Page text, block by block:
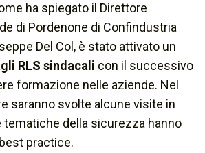
ha spiegato il Direttore
di Pordenone di Confindustria
Del Col, è stato attivato un
RLS sindacali con il successivo
formazione nelle aziende. Nel
saranno svolte alcune visite in
della sicurezza hanno
best practice.